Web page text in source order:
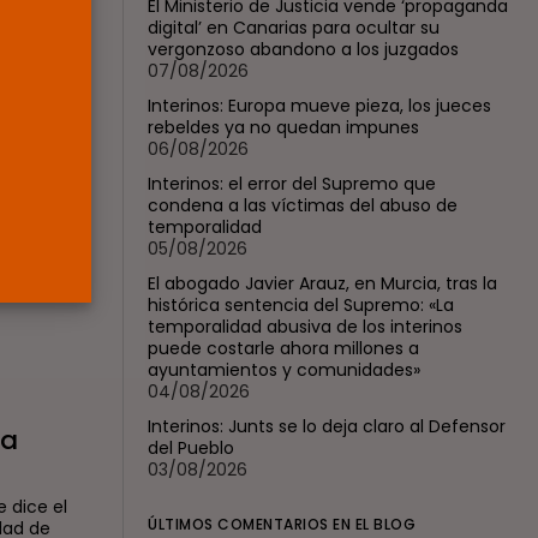
jueces...
PORRAMÓN J. 06/08/2026
Interinos: el error del
Supremo que...
dice el
de
El Ministerio de Justicia vende ‘propaganda
digital’ en Canarias para ocultar su
vergonzoso abandono a los juzgados
07/08/2026
Interinos: Europa mueve pieza, los jueces
rebeldes ya no quedan impunes
06/08/2026
Interinos: el error del Supremo que
condena a las víctimas del abuso de
temporalidad
05/08/2026
El abogado Javier Arauz, en Murcia, tras la
histórica sentencia del Supremo: «La
temporalidad abusiva de los interinos
puede costarle ahora millones a
ayuntamientos y comunidades»
04/08/2026
Interinos: Junts se lo deja claro al Defensor
del Pueblo
03/08/2026
ÚLTIMOS COMENTARIOS EN EL BLOG